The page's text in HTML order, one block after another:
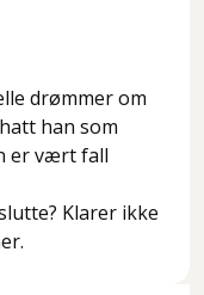
drømmer om
han som
er vært fall
Klarer ikke